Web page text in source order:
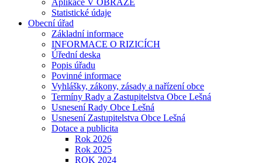
Aplikace V OBRAZE
Statistické údaje
Obecní úřad
Základní informace
INFORMACE O RIZICÍCH
Úřední deska
Popis úřadu
Povinné informace
Vyhlášky, zákony, zásady a nařízení obce
Termíny Rady a Zastupitelstva Obce Lešná
Usnesení Rady Obce Lešná
Usnesení Zastupitelstva Obce Lešná
Dotace a publicita
Rok 2026
Rok 2025
ROK 2024